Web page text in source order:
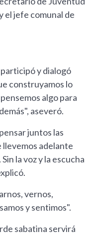
el jefe comunal de
y dialogó
construyamos lo
algo para
aseveró.
juntos las
llevemos adelante
la voz y la escucha
vernos,
y sentimos".
sabatina servirá